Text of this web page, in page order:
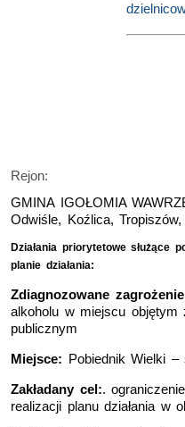
Rejon:
GMINA IGOŁOMIA
Odwiśle, Koźlica,
Działania priorytetowe służące
planie działania:
Zdiagnozowane
alkoholu w miejscu objętym
publicznym
Miejsce: Pobiednik Wielki –
Zakładany cel:.
realizacji planu działania w